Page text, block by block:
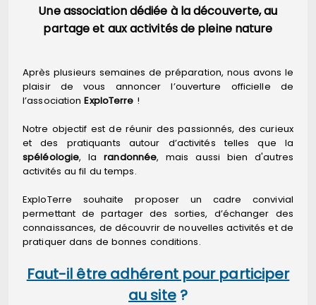
Une association dédiée à la découverte, au
partage et aux activités de pleine nature
Après plusieurs semaines de préparation, nous avons le
plaisir de vous annoncer l’ouverture officielle de
l’associationExploTerre !
Notre objectif est de réunir des passionnés, des curieux
et des pratiquants autour d’activités telles que la
spéléologie, larandonnée, mais aussi bien d'autres
activités au fil du temps.
ExploTerre souhaite proposer un cadre convivial
permettant de partager des sorties, d’échanger des
connaissances, de découvrir de nouvelles activités et de
pratiquer dans de bonnes conditions.
Faut-il être adhérent pour participer
au site?